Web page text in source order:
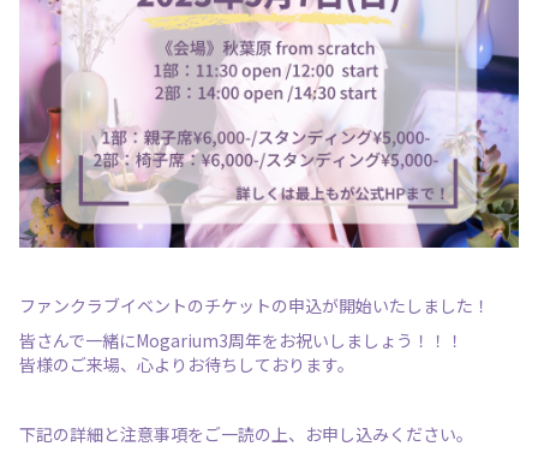
ファンクラブイベントのチケットの申込が開始いたしました！
皆さんで一緒にMogarium3周年をお祝いしましょう！！！
皆様のご来場、心よりお待ちしております。
下記の詳細と注意事項をご一読の上、お申し込みください。